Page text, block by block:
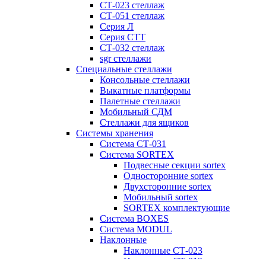
СТ-023 стеллаж
СТ-051 стеллаж
Серия Л
Серия СТТ
СТ-032 стеллаж
sgr стеллажи
Специальные стеллажи
Консольные стеллажи
Выкатные платформы
Палетные стеллажи
Мобильный СДМ
Стеллажи для ящиков
Системы хранения
Система СТ-031
Система SORTEX
Подвесные секции sortex
Односторонние sortex
Двухсторонние sortex
Мобильный sortex
SORTEX комплектующие
Система BOXES
Система MODUL
Наклонные
Наклонные СТ-023